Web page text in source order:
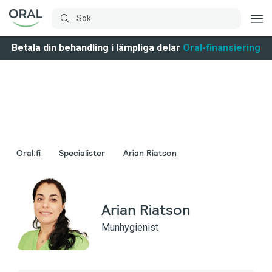
Betala din behandling i lämpliga delar Oral-finansiering
Oral.fi Specialister Arian Riatson
Arian Riatson
Munhygienist